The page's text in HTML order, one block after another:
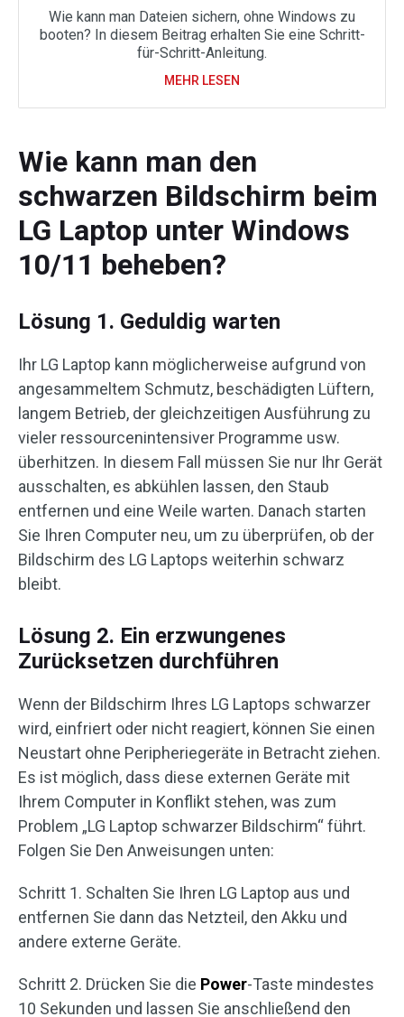
Wie kann man Dateien sichern, ohne Windows zu
booten? In diesem Beitrag erhalten Sie eine Schritt-
für-Schritt-Anleitung.
MEHR LESEN
Wie kann man den
schwarzen Bildschirm beim
LG Laptop unter Windows
10/11 beheben?
Lösung 1. Geduldig warten
Ihr LG Laptop kann möglicherweise aufgrund von
angesammeltem Schmutz, beschädigten Lüftern,
langem Betrieb, der gleichzeitigen Ausführung zu
vieler ressourcenintensiver Programme usw.
überhitzen. In diesem Fall müssen Sie nur Ihr Gerät
ausschalten, es abkühlen lassen, den Staub
entfernen und eine Weile warten. Danach starten
Sie Ihren Computer neu, um zu überprüfen, ob der
Bildschirm des LG Laptops weiterhin schwarz
bleibt.
Lösung 2. Ein erzwungenes
Zurücksetzen durchführen
Wenn der Bildschirm Ihres LG Laptops schwarzer
wird, einfriert oder nicht reagiert, können Sie einen
Neustart ohne Peripheriegeräte in Betracht ziehen.
Es ist möglich, dass diese externen Geräte mit
Ihrem Computer in Konflikt stehen, was zum
Problem „LG Laptop schwarzer Bildschirm“ führt.
Folgen Sie Den Anweisungen unten:
Schritt 1. Schalten Sie Ihren LG Laptop aus und
entfernen Sie dann das Netzteil, den Akku und
andere externe Geräte.
Schritt 2. Drücken Sie die Power-Taste mindestes
10 Sekunden und lassen Sie anschließend den